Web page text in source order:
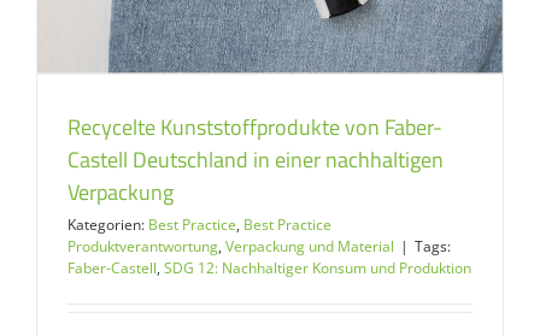
Recycelte Kunststoffprodukte von Faber-
Castell Deutschland in einer nachhaltigen
Verpackung
Kategorien: Best Practice, Best Practice
Produktverantwortung, Verpackung und Material | Tags:
Faber-Castell, SDG 12: Nachhaltiger Konsum und Produktion